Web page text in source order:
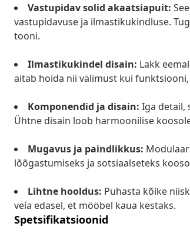
Vastupidav solid akaatsiapuit:
vastupidavuse ja ilmastikukindluse.
tooni.
Ilmastikukindel disain: Lakk
aitab hoida nii välimust kui
Komponendid ja disain: Iga detail,
Ühtne disain loob harmoonilise
Mugavus ja paindlikkus:
lõõgastumiseks ja sotsiaalseteks
Lihtne hooldus: Puhasta kõike
veía edasel, et mööbel kaua kestaks.
Spetsifikatsioonid